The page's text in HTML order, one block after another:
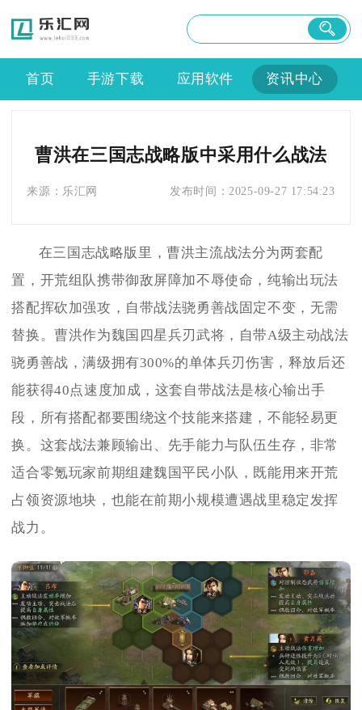
首页 手游下载 应用软件 资讯中心
曹洪在三国志战略版中采用什么战法
来源： 乐汇网 发布时间： 2025-09-27 17:54:23
在三国志战略版里，曹洪主流战法分为两套配
置，开荒组队携带御敌屏障加不辱使命，纯输出玩法
搭配挥砍加强攻，自带战法骁勇善战固定不变，无需
替换。曹洪作为魏国四星兵刃武将，自带A级主动战法
骁勇善战，满级拥有300%的单体兵刃伤害，释放后还
能获得40点速度加成，这套自带战法是核心输出手
段，所有搭配都要围绕这个技能来搭建，不能轻易更
换。这套战法兼顾输出、先手能力与队伍生存，非常
适合零氪玩家前期组建魏国平民小队，既能用来开荒
占领资源地块，也能在前期小规模遭遇战里稳定发挥
战力。